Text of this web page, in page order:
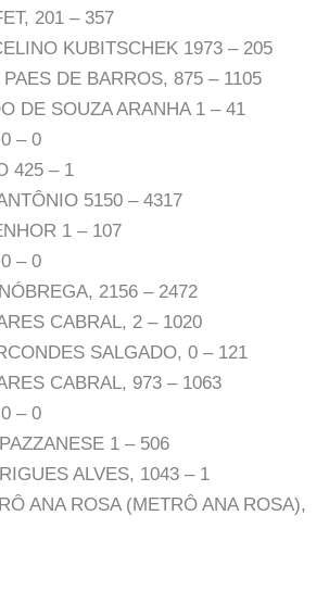
201 – 357
KUBITSCHEK 1973 – 205
DE BARROS, 875 – 1105
DE SOUZA ARANHA 1 – 41
– 0
425 – 1
5150 – 4317
1 – 107
– 0
2156 – 2472
CABRAL, 2 – 1020
SALGADO, 0 – 121
CABRAL, 973 – 1063
– 0
1 – 506
ALVES, 1043 – 1
ANA ROSA (METRÔ ANA ROSA),